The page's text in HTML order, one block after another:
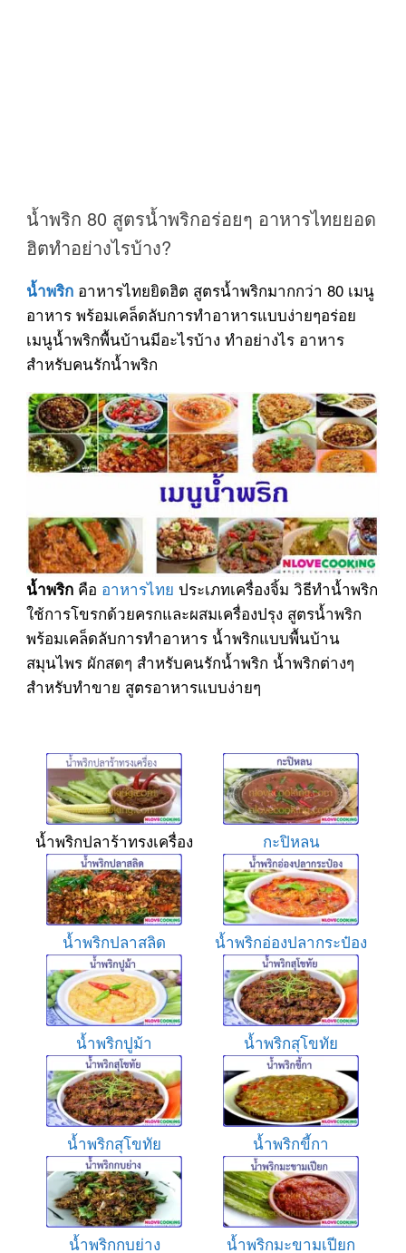
น้ำพริก 80 สูตรน้ำพริกอร่อยๆ อาหารไทยยอด
ฮิตทำอย่างไรบ้าง?
น้ำพริกอาหารไทยยิดฮิต สูตรน้ำพริกมากกว่า 80 เมนู
อาหาร พร้อมเคล็ดลับการทำอาหารแบบง่ายๆอร่อย
เมนูน้ำพริกพื้นบ้านมีอะไรบ้าง ทำอย่างไร อาหาร
สำหรับคนรักน้ำพริก
น้ำพริกคือ อาหารไทย ประเภทเครื่องจิ้ม วิธีทำน้ำพริก
ใช้การโขรกด้วยครกและผสมเครื่องปรุง สูตรน้ำพริก
พร้อมเคล็ดลับการทำอาหาร น้ำพริกแบบพื้นบ้าน
สมุนไพร ผักสดๆ สำหรับคนรักน้ำพริก น้ำพริกต่างๆ
สำหรับทำขาย สูตรอาหารแบบง่ายๆ
น้ำพริกปลาร้าทรงเครื่อง กะปิหลน
น้ำพริกปลาสลิด น้ำพริกอ่องปลากระป๋อง
น้ำพริกปูม้า น้ำพริกสุโขทัย
น้ำพริกสุโขทัย น้ำพริกขี้กา
น้ำพริกกบย่าง น้ำพริกมะขามเปียก